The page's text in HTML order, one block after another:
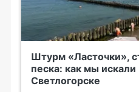
Штурм «Ласточки»,
песка: как мы
Светлогорске